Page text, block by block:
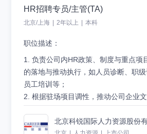
等相关专业；
2. 2年IT外包公司交付背景或2年以上招
沟通技巧和人际关系处理能力；
4. 具备良好的职业素养，综合素质高、
受一定工作压力，具有较强的责任心；
5. 工作地点：北京/上海/深圳/杭州/苏州
入职跟进等全流程，并完成不同节点
馈
任职要求：
1.统招本科及以上学历，专业不限，可
言的加分
2.了解RPO运作模式，并对此有较好的
意在人力资源领域长期发展
4.自信、良好的沟通能力及组织协调能
HR招聘专员/主管(TA)
北京/上海 2年以上 本科
职位描述：
1. 负责公司内HR政策、制度与重点项
的落地与推动执行，如人员诊断、职
员工培训等；
2. 根据驻场项目调性，推动公司企业文
指标负责；
5.工作地点：北京、上海、苏州、深圳
北京科锐国际人力资源股份